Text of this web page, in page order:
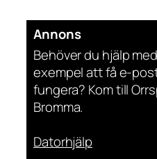
Annons
Behöver du hjälp
exempel att få e-
fungera? Kom till
Bromma.
Datorhjälp